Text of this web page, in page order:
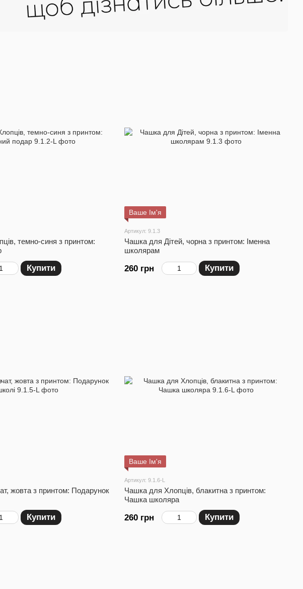
темно-синя з принтом:
Купити
Ваше Ім'я
Артикул: 9.1.3
Чашка для Дітей, чорна з принтом: Іменна
школярам
260 грн Купити
жовта з принтом: Подарунок
Купити
Ваше Ім'я
Артикул: 9.1.6-L
Чашка для Хлопців, блакитна з принтом:
Чашка школяра
260 грн Купити